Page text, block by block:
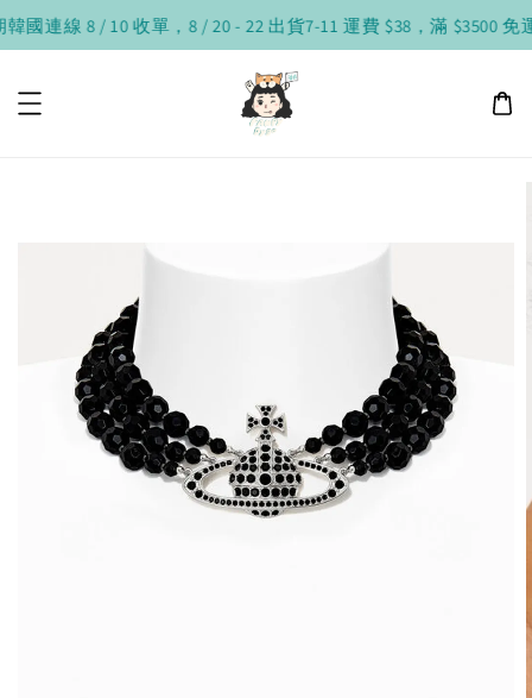
連線 8 / 10 收單，8 / 20 - 22 出貨7-11 運費 $38，滿 $3500 免運